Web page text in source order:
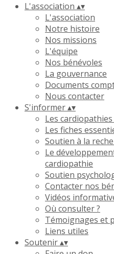
L'association ▴▾
L'association
Notre histoire
Nos missions
L'équipe
Nos bénévoles
La gouvernance
Documents
Nous contacter
S'informer▴▾
Les
Les fiches
Soutien à la
Le
cardiopathie
Soutien
Contacter nos
Vidéos
Où consulter ?
Témoignages et
Liens utiles
Soutenir▴▾